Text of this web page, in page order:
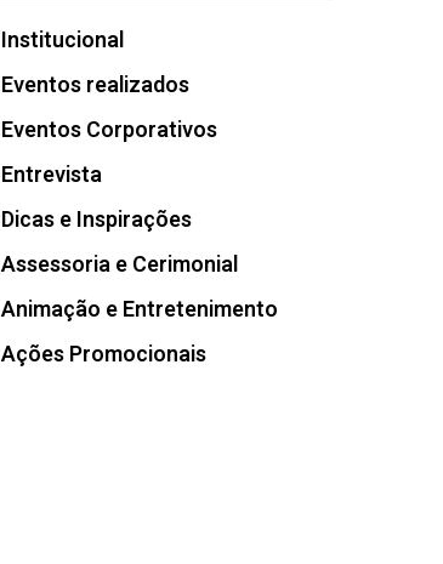
Institucional
Eventos realizados
Eventos Corporativos
Entrevista
Dicas e Inspirações
Assessoria e Cerimonial
Animação e Entretenimento
Ações Promocionais